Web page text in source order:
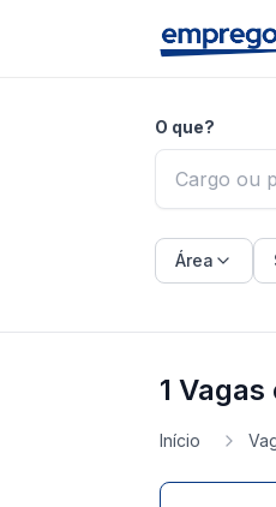
O que?
Área
1
Início